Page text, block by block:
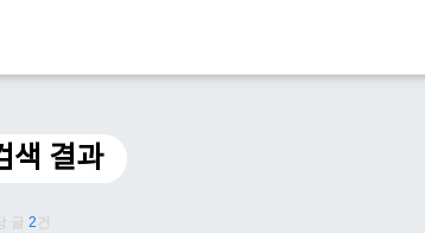
색 결과
글 2 건